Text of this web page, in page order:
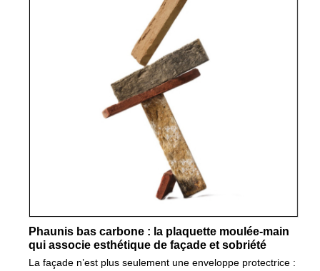
Phaunis bas carbone : la plaquette moulée-main
qui associe esthétique de façade et sobriété
La façade n’est plus seulement une enveloppe protectrice :